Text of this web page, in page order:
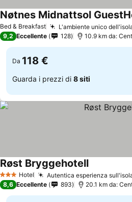
Bed & Breakfast L'ambiente unico
Nøtnes Midnattsol
9,2 Eccellente 128 10.9 km da:
Da 118 €
Guarda i prezzi di 8 siti
3 StelleHotel Autentica esperienza
Røst BryggehotellScopri i
8,6 Eccellente 893 20.1 km da: